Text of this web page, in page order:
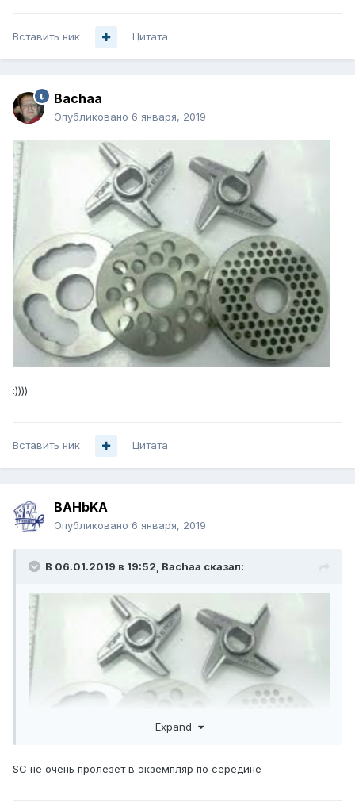
Вставить ник Цитата
Bachaa
Опубликовано 6 января, 2019
:))))
Вставить ник Цитата
BAHbKA
Опубликовано 6 января, 2019
В 06.01.2019 в 19:52, Bachaa сказал:
Expand
SC не очень пролезет в экземпляр по середине